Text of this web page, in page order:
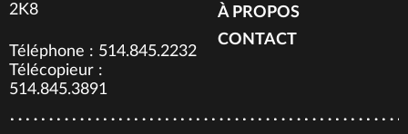
2K8
Téléphone : 514.845.2232
Télécopieur :
514.845.3891
À PROPOS
CONTACT